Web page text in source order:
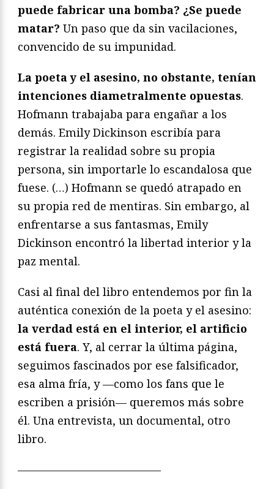
puede fabricar una bomba? ¿Se puede
matar? Un paso que da sin vacilaciones,
convencido de su impunidad.
La poeta y el asesino, no obstante, tenían
intenciones diametralmente opuestas.
Hofmann trabajaba para engañar a los
demás. Emily Dickinson escribía para
registrar la realidad sobre su propia
persona, sin importarle lo escandalosa que
fuese. (…) Hofmann se quedó atrapado en
su propia red de mentiras. Sin embargo, al
enfrentarse a sus fantasmas, Emily
Dickinson encontró la libertad interior y la
paz mental.
Casi al final del libro entendemos por fin la
auténtica conexión de la poeta y el asesino:
la verdad está en el interior, el artificio
está fuera. Y, al cerrar la última página,
seguimos fascinados por ese falsificador,
esa alma fría, y —como los fans que le
escriben a prisión— queremos más sobre
él. Una entrevista, un documental, otro
libro.
—————————————